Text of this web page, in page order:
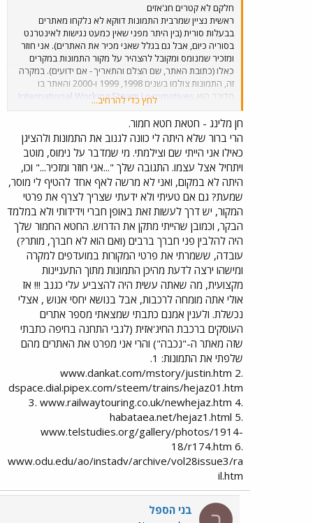
חלקם לא קטרים חג'אזים
ראשית נציין שמרבית התמונות דווקא לא נלקחו מאתרים
בבעלות סורית (בין היתר מפני שאין כמעט נגישות לאינטרנט
בסוריה כיום, אבל גם בגלל שאני מכיר את האתרים). אני חוזר
ומזכיר שמנומס ומקובל להצהיר על מקור התמונות במקרים
כאלו (כתובת האתר, שם הצלם והתאריך - אם ידועים). במקרה
זה, התמונות צולמו בשנים 1998, 1999 ו-2000 והאתר בו
מדובר הוא International Working Steam Locomotives
בו מצויינים גם הצלמים וכן פרטים רבים מאוד על הצילומיפ
ונושאיהם. רציתי גם לציין שלמרות שחלק מהתמונות אכן צולמו
על קווים חג'אזיים במקורם, בשתיים הראשונות (1 ו-2) נראים
שני קטרים שמעולם לא שירתו ברכבת החג'אזית המקורית
(התורכית): בראשונה (בתחנת דמשק) נראה קטר מסוג D של
מסילת בירות דמשק (סידור גלגלים 0-6-2 למי שזה מעניין)
שנבנה עוד ל]ני תחילת הקמת המערכת החג'אזית. לאחר
שהחברה פורקה, שולב חלק מהציוד הנייד ברכבת הסורית
(שנקראת עדיין 'הרכבת החג'אזית' אבל מופעלת על-ידי
הרכבת הסורית למרות שהקו החג'אזי לא שייך למדינה) למרות
שהוא דווקא שייך למדינה, כמו גם הקו בין דמשק לגבול הלבנוני.
התמונה השנייה צולמה בעמאן שבירדן, ונראה בה קטר פעיל
ירדני - אין כיום קטרי קיטור ירדנים ששירתו בארץ לפני קום
המדינה, כך שזה לא קטר חג'אזי מקורי (למרות שלחברה
הממשלתית קוראים 'הרכבת החג'אזית הירדנית). לפי האתר,
מדובר בקטר טנק מתוצרת HSP הבלגית בעל סידור גלגלים 2-
מישהו גם התרשם מהתמונה עם 'הדרך הדו מסלולית' - לצערי
עלי לאכזבו פעמיים - ראשית, אין מדובר בדרך כי אם בקו רכבת,
ולקו כזה אין שני מסלולים אלא שתי מסילות; שנית, הקו הנראה
בתמונה (הקו מדרעא מערבה, לחיפה) בהחלט אינו קו כפול -
מדובר פשוט בתחנת זיזון שעל הקו, בה חויגה הרכבת ונערך
סבב צילומים לתיירים ששכרו אותה. אם אני זוכר נכון, בכל
המערכת של מסילות 105 אין אף קטע קו כפול (אולי חוץ מהקו
הפרברי החדש יחסית באיזור דמשק).
לחץ כדי להרחיב...
חן מלינג - חטאת חטא חמור.
הרי ברור שלא היתה לי כוונה לגנוב את התמונות ולהציגן
כאילו אני הייתי שם וצילמתי. מי שמדבר על נימוס, מוטב
ויתחיל אצל עצמו. התגובה שלך "...אני חוזר ומזכיר..." וכו,
היתה לא במקום, ואני לא מרשה לאף אחד להטיף לי מוסר,
שמעת? גם אם טעיתי ולא ידעתי שצריך לצרף את פרטי
המקור, יש דרך לעשות זאת באופן חברי וידידותי ולא במלמד
הבקר, וכמובן שהייתי מתקן את הדרוש. החטא החמור שלך
היה להלבין פני חברך ברבים (ואם הוא לא חברך, מותר?)
עובדה, ששמרתי את פרטי המקורות במועדפים למקרה
ומישהו ירצה לדעת מהיכן התמונות מתוך התעניינות
מקצועית, מה שאתה עשית היה להצביע עלי כגנב !!! אז
אולי אתה מומחה לרכבות, אבל בנושא יחסי אנוש , אצלי
נכשלת. ולענין אמנם כתבתי שמצאתי מספר אתרים
העוסקים ברכבת החיג'אזית (לגבי התחנה בחיפה כתבתי
שזה מאתר ה-"נכבה") והרי אני מפרט את האתרים מהם
שלפתי את התמונות: 1.
www.dankat.com/mstory/justin.htm 2.
dspace.dial.pipex.com/steem/trains/hejaz01.htm
3. www.railwaytouring.co.uk/newhejaz.htm 4.
habataea.net/hejaz1.html 5.
www.telstudies.org/gallery/photos/1914-
18/r174.htm 6.
www.odu.edu/ao/instadv/archive/vol28issue3/ra
il.htm
בני הספל